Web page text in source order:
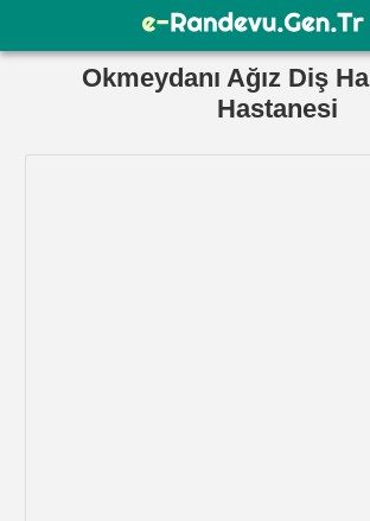
Okmeydanı Ağız Diş
Hastanesi